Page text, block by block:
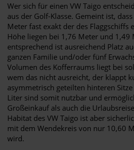
Wer sich für einen VW Taigo
aus der Golf-Klasse. Gemeint ist,
Meter fast exakt der des Flaggschiffs
Höhe liegen bei 1,76 Meter und 1,49
entsprechend ist ausreichend Platz
ganzen Familie und/oder fünf
Volumen des Kofferraums liegt bei
wem das nicht ausreicht, der klappt
asymmetrisch geteilten hinteren
Liter sind somit nutzbar und
Großeinkauf als auch die
Habitat des VW Taigo ist aber
mit dem Wendekreis von nur 10,60
wird.